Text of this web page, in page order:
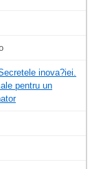
inova?iei.
pentru un